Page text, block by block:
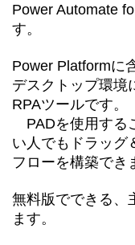
Power Automate
す。
Power Platformに
デスクトップ環境
RPAツールです。
PADを使用する
い人でもドラッグ
フローを構築でき
無料版でできる、
ます。